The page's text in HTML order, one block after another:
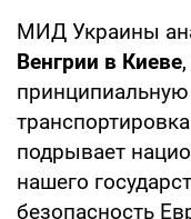
МИД Украины
Венгрии в Киеве
подрывает
нашего
безопасность